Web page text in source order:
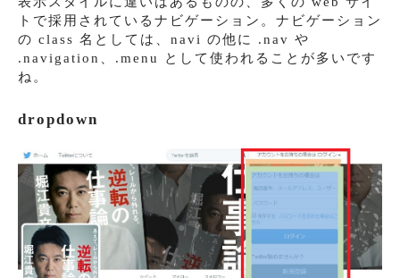
トで採用されているナビゲーション。ナビゲーション
の class 名としては、navi の他に .nav や
.navigation、.menu として使われることが多いです
ね。
dropdown